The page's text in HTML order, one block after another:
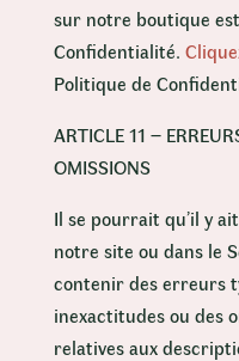
sur notre boutique
Confidentialité.
Politique de
ARTICLE 11 –
OMISSIONS
Il se pourrait qu’il y
notre site ou dans le
contenir des erreurs
inexactitudes ou des
relatives aux